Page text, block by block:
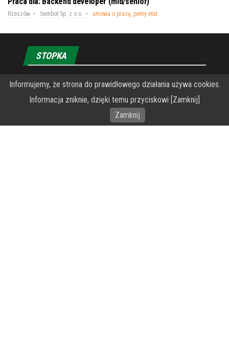
Rzeszów Sembot Sp. z o.o. umowa o pracę, pełny etat
STOPKA
O Fundacji PRZEkarpacie
Wykonanie portalu – specjaliści stron www WordPress
Informujemy, że strona do prawidłowego działania używa cookies.
Informacja zniknie, dzięki temu przyciskowi [Zamknij]
Zamknij